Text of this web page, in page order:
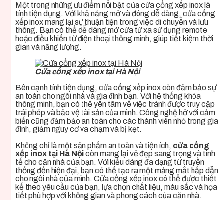
Một trong những ưu điểm nổi bật củacửa cổng xếp inox là
tính tiện dụng. Với khả năng mở và đóng dễ dàng, cửa cổng
xếp inox mang lại sự thuận tiện trong việc di chuyển và lưu
thông. Bạn có thể dễ dàng mở cửa từ xa sử dụng remote
hoặc điều khiển từ điện thoại thông minh, giúp tiết kiệm thời
gian và năng lượng.
Cửa cổng xếp inox tại Hà Nội
Bên cạnh tính tiện dụng, cửa cổng xếp inox còn đảm bảo sự
an toàn cho ngôi nhà và gia đình bạn. Với hệ thống khóa
thông minh, bạn có thể yên tâm về việc tránh được truy cập
trái phép và bảo vệ tài sản của mình. Công nghệ hở với cảm
biến cũng đảm bảo an toàn cho các thành viên nhỏ trong gia
đình, giảm nguy cơ va chạm và bị kẹt.
Không chỉ là một sản phẩm an toàn và tiện ích, cửa cổng
xếp inox tại Hà Nộicòn mang lại vẻ đẹp sang trọng và tinh
tế cho căn nhà của bạn. Với kiểu dáng đa dạng từ truyền
thống đến hiện đại, bạn có thể tạo ra một mảng mắt hấp dẫn
cho ngôi nhà của mình. Cửa cổng xếp inox có thể được thiết
kế theo yêu cầu của bạn, lựa chọn chất liệu, màu sắc và họa
tiết phù hợp với không gian và phong cách của căn nhà.